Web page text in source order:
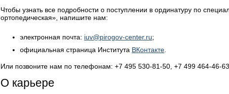
Чтобы узнать все подробности о поступлении в ординатуру по
ортопедическая», напишите нам:
электронная почта: iuv@pirogov-center.ru;
официальная страница Института ВКонтакте
Или позвоните нам по телефонам: +7 495 530-81-50, +7 499 464-46-63.
О карьере